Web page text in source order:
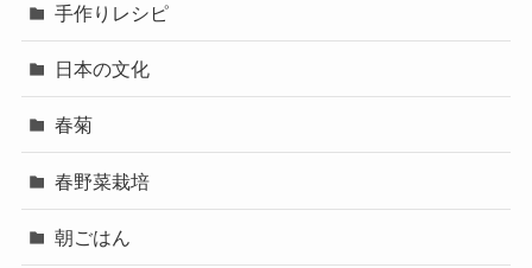
手作りレシピ
日本の文化
春菊
春野菜栽培
朝ごはん